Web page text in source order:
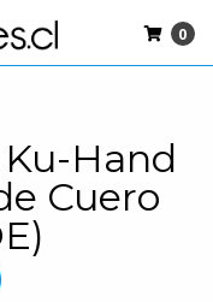
0
Hand
Cuero